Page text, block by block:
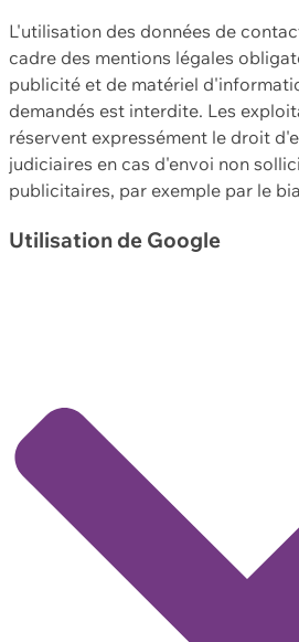
L'utilisation des données de
cadre des mentions légales
publicité et de matériel
demandés est interdite. Les
réservent expressément le droit
judiciaires en cas d'envoi non
publicitaires, par exemple par le
Utilisation de Google